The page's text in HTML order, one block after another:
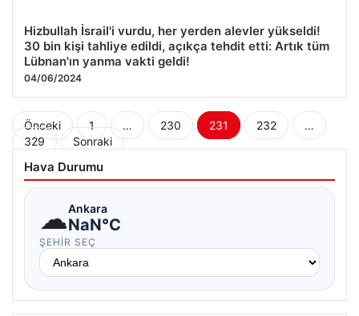
Hizbullah İsrail'i vurdu, her yerden alevler yükseldi!
30 bin kişi tahliye edildi, açıkça tehdit etti: Artık tüm
Lübnan'ın yanma vakti geldi!
04/06/2024
Yazı
sayfalaması
Önceki 1 … 230 231 232
…
329
Sonraki
Hava Durumu
☁Ankara
NaN°C
ŞEHIR SEÇ